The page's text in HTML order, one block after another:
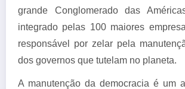
grande Conglomerado das
integrado pelas 100 maiores
responsável por zelar pela
dos governos que tutelam no planeta.
A manutenção da democracia é um